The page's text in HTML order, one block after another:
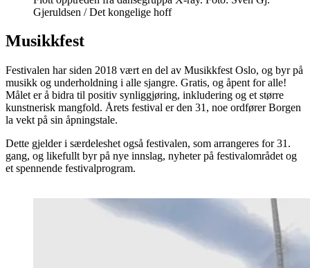
Gjeruldsen / Det kongelige hoff
Musikkfest
Festivalen har siden 2018 vært en del av Musikkfest Oslo, og byr på
musikk og underholdning i alle sjangre. ‍Gratis, og åpent for alle!
Målet er å bidra til positiv synliggjøring, inkludering og et større
kunstnerisk mangfold. Årets festival er den 31, noe ordfører Borgen
la vekt på sin åpningstale.
Dette gjelder i særdeleshet også festivalen, som arrangeres for 31.
gang, og likefullt byr på nye innslag, nyheter på festivalområdet og
et spennende festivalprogram.